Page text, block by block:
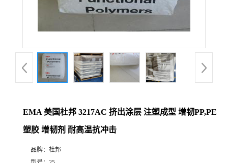
EMA 美国杜邦 3217AC 挤出涂层 注塑成型 增韧PP,PE
塑胶 增韧剂 耐高温抗冲击
品牌： 杜邦